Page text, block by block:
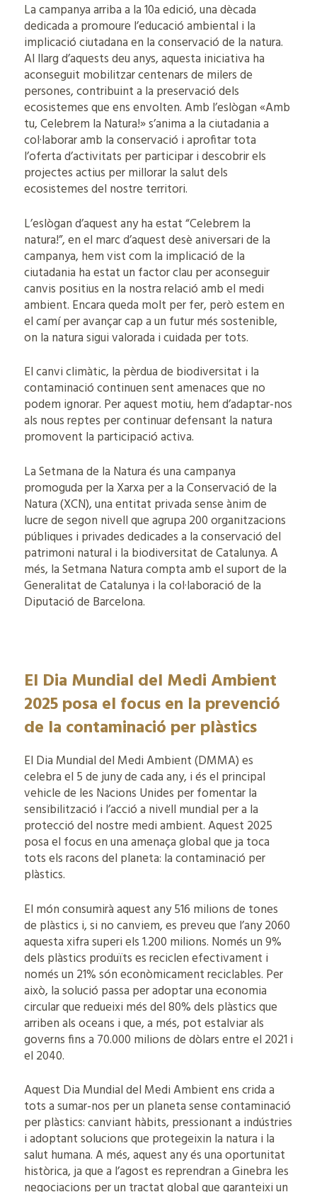
La campanya arriba a la 10a edició, una dècada
dedicada a promoure l’educació ambiental i la
implicació ciutadana en la conservació de la natura.
Al llarg d’aquests deu anys, aquesta iniciativa ha
aconseguit mobilitzar centenars de milers de
persones, contribuint a la preservació dels
ecosistemes que ens envolten. Amb l’eslògan «Amb
tu, Celebrem la Natura!» s’anima a la ciutadania a
col·laborar amb la conservació i aprofitar tota
l’oferta d’activitats per participar i descobrir els
projectes actius per millorar la salut dels
ecosistemes del nostre territori.
L’eslògan d’aquest any ha estat “Celebrem la
natura!”, en el marc d’aquest desè aniversari de la
campanya, hem vist com la implicació de la
ciutadania ha estat un factor clau per aconseguir
canvis positius en la nostra relació amb el medi
ambient. Encara queda molt per fer, però estem en
el camí per avançar cap a un futur més sostenible,
on la natura sigui valorada i cuidada per tots.
El canvi climàtic, la pèrdua de biodiversitat i la
contaminació continuen sent amenaces que no
podem ignorar. Per aquest motiu, hem d’adaptar-nos
als nous reptes per continuar defensant la natura
promovent la participació activa.
La Setmana de la Natura és una campanya
promoguda per la Xarxa per a la Conservació de la
Natura (XCN), una entitat privada sense ànim de
lucre de segon nivell que agrupa 200 organitzacions
públiques i privades dedicades a la conservació del
patrimoni natural i la biodiversitat de Catalunya. A
més, la Setmana Natura compta amb el suport de la
Generalitat de Catalunya i la col·laboració de la
Diputació de Barcelona.
El Dia Mundial del Medi Ambient
2025 posa el focus en la prevenció
de la contaminació per plàstics
El Dia Mundial del Medi Ambient (DMMA) es
celebra el 5 de juny de cada any, i és el principal
vehicle de les Nacions Unides per fomentar la
sensibilització i l’acció a nivell mundial per a la
protecció del nostre medi ambient. Aquest 2025
posa el focus en una amenaça global que ja toca
tots els racons del planeta: la contaminació per
plàstics.
El món consumirà aquest any 516 milions de tones
de plàstics i, si no canviem, es preveu que l’any 2060
aquesta xifra superi els 1.200 milions. Només un 9%
dels plàstics produïts es reciclen efectivament i
només un 21% són econòmicament reciclables. Per
això, la solució passa per adoptar una economia
circular que redueixi més del 80% dels plàstics que
arriben als oceans i que, a més, pot estalviar als
governs fins a 70.000 milions de dòlars entre el 2021 i
el 2040.
Aquest Dia Mundial del Medi Ambient ens crida a
tots a sumar-nos per un planeta sense contaminació
per plàstics: canviant hàbits, pressionant a indústries
i adoptant solucions que protegeixin la natura i la
salut humana. A més, aquest any és una oportunitat
històrica, ja que a l’agost es reprendran a Ginebra les
negociacions per un tractat global que garanteixi un